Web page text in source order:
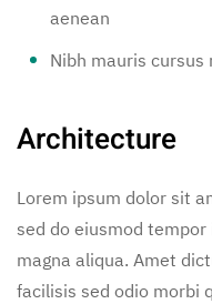
aenean
Nibh mauris
Architecture
Lorem ipsum dolor sit
sed do eiusmod
magna aliqua. Amet
facilisis sed odio morbi